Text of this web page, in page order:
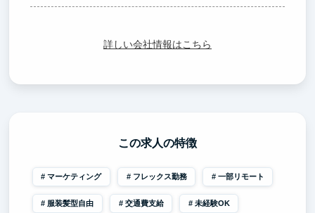
詳しい会社情報はこちら
この求人の特徴
マーケティング フレックス勤務 一部リモート
服装髪型自由 交通費支給 未経験OK